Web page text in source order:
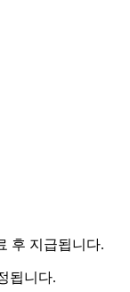
후 지급됩니다.
됩니다.